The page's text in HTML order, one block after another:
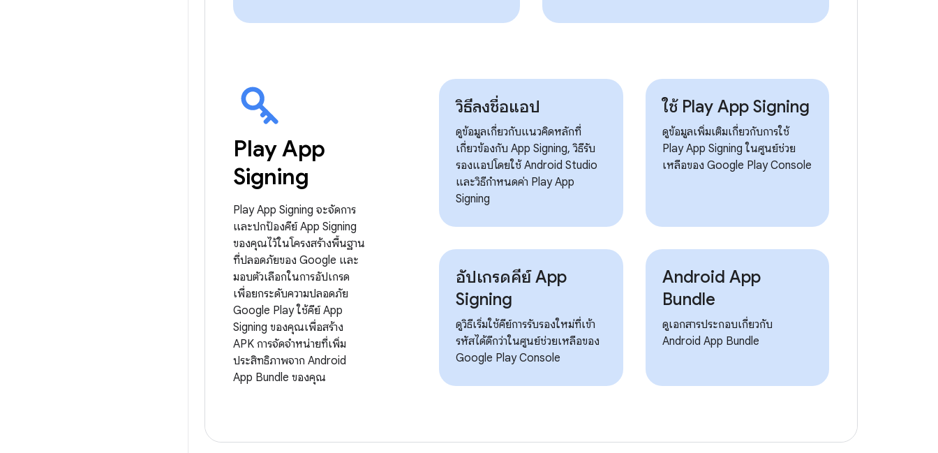
Play App
Signing
Play App Signing จะจัดการ
และปกป้องคีย์ App Signing
ของคุณไว้ในโครงสร้างพื้นฐาน
ที่ปลอดภัยของ Google และ
มอบตัวเลือกในการอัปเกรด
เพื่อยกระดับความปลอดภัย
Google Play ใช้คีย์ App
Signing ของคุณเพื่อสร้าง
APK การจัดจำหน่ายที่เพิ่ม
ประสิทธิภาพจาก Android
App Bundle ของคุณ
วิธีลงชื่อแอป
ดูข้อมูลเกี่ยวกับแนวคิดหลักที่
เกี่ยวข้องกับ App Signing, วิธีรับ
รองแอปโดยใช้ Android Studio
และวิธีกำหนดค่า Play App
Signing
ใช้ Play App Signing
ดูข้อมูลเพิ่มเติมเกี่ยวกับการใช้
Play App Signing ในศูนย์ช่วย
เหลือของ Google Play Console
อัปเกรดคีย์ App
Signing
ดูวิธีเริ่มใช้คีย์การรับรองใหม่ที่เข้า
รหัสได้ดีกว่าในศูนย์ช่วยเหลือของ
Google Play Console
Android App
Bundle
ดูเอกสารประกอบเกี่ยวกับ
Android App Bundle